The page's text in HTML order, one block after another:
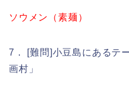
ソウメン（素麺）
7． [難問]小豆島にあるテ
画村」